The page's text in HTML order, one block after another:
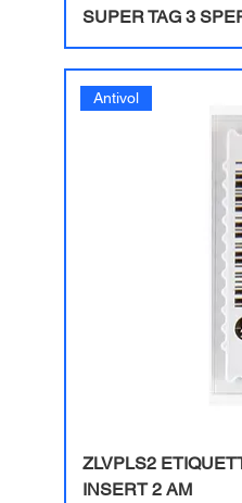
SUPER TAG 3
Antivol
ZLVPLS2
INSERT 2 AM